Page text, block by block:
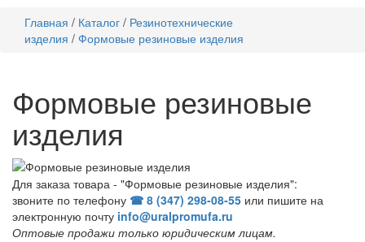
Главная / Каталог / Резинотехнические
изделия / Формовые резиновые изделия
Формовые резиновые
изделия
Для заказа товара - "Формовые резиновые изделия":
звоните по телефону ☎ 8 (347) 298‑08‑55 или пишите на
электронную почту info@uralpromufa.ru
Оптовые продажи только юридическим лицам.